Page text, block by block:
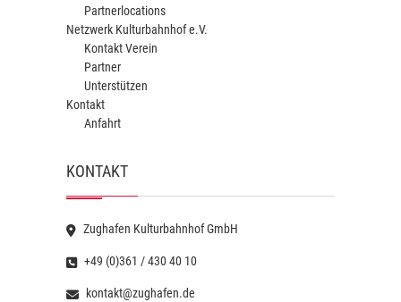
Partnerlocations
Netzwerk Kulturbahnhof e.V.
Kontakt Verein
Partner
Unterstützen
Kontakt
Anfahrt
KONTAKT
Zughafen Kulturbahnhof GmbH
+49 (0)361 / 430 40 10
kontakt@zughafen.de